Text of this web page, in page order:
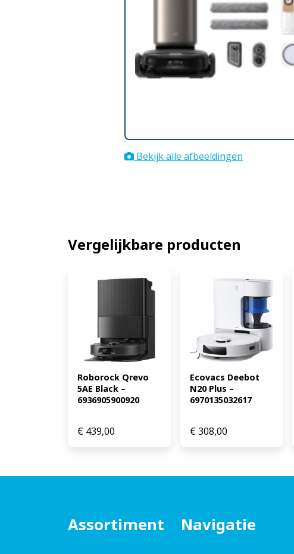
Bekijk alle afbeeldingen
Vergelijkbare producten
Roborock Qrevo
5AE Black –
6936905900920
€ 439,00
Ecovacs Deebot
N20 Plus –
6970135032617
€308,00
Assortiment Navigatie